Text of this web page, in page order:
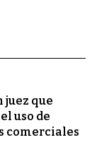
juez que
uso de
comerciales